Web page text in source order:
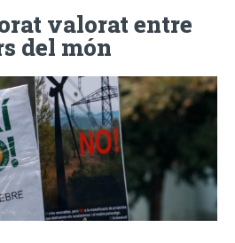
valorat entre
del món